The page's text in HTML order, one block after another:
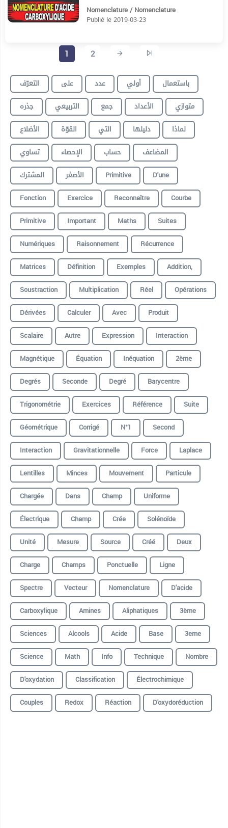
Nomenclature / Nomenclature
Publié le 2019-03-23
1 2
التعرّف على عدد أولي
باستعمال
جذره
التربيعي جمع الأعداد
متوازي
الأضلاع
القوّة التي دليلها
لماذا
تساوي
الإحصاء حساب
المضاعف
المشترك
الأصغر Primitive
D'une
Fonction
Exercice Reconnaître
Courbe
Primitive
Important Maths
Suites
Numériques
Raisonnement
Récurrence
Matrices
Définition Exemples
Addition,
Soustraction
Multiplication Réel
Opérations
Dérivées
Calculer Avec
Produit
Scalaire
Autre Expression
Interaction
Magnétique
Équation Inéquation
2ème
Degrés
Seconde Degré
Barycentre
Trigonométrie
Exercices Référence
Suite
Géométrique
Corrigé N°1
Second
Interaction
Gravitationnelle Force
Laplace
Lentilles
Minces Mouvement
Particule
Chargée
Dans Champ
Uniforme
Électrique
Champ Crée
Solénoïde
Unité
Mesure Source Créé
Deux
Charge
Champs Ponctuelle
Ligne
Spectre
Vecteur Nomenclature
D'acide
Carboxylique
Amines Aliphatiques
3ème
Sciences
Alcools Acide Base
3eme
Science
Math Info Technique
Nombre
D'oxydation
Classification
Électrochimique
Couples
Redox Réaction D'oxydoréduction